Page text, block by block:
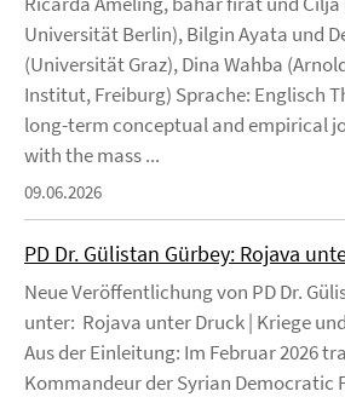
Universität Berlin), Bilgin Ayata und
(Universität Graz), Dina Wahba
Institut, Freiburg) Sprache: Englisch
long-term conceptual and empirical
with the mass ...
09.06.2026
PD Dr. Gülistan Gürbey: Rojava
Neue Veröffentlichung von PD Dr.
unter: Rojava unter Druck | Kriege
Aus der Einleitung: Im Februar 2026
Kommandeur der Syrian Democratic